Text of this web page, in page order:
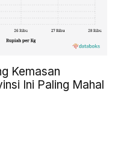
Kemasan
Ini Paling Mahal